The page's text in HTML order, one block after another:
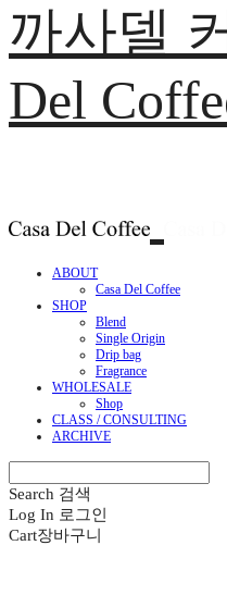
까사델
Del
ABOUT
Casa Del Coffee
SHOP
Blend
Single Origin
Drip bag
Fragrance
WHOLESALE
Shop
CLASS / CONSULTING
ARCHIVE
Search 검색
Log In 로그인
Cart장바구니